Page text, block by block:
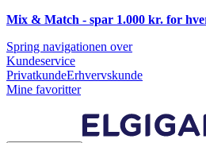
Mix & Match - spar 1.000 kr. for
Spring navigationen over
Kundeservice
PrivatkundeErhvervskunde
Mine favoritter